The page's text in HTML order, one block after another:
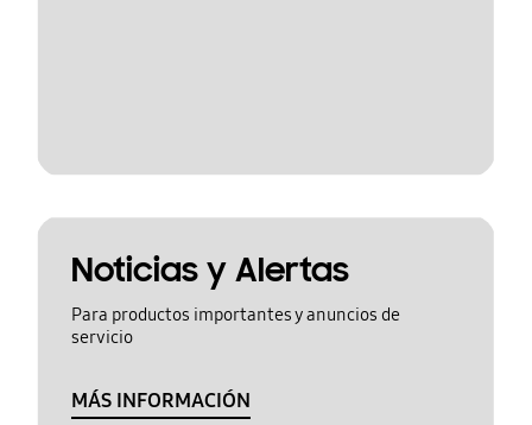
Noticias y Alertas
Para productos importantes y anuncios de
servicio
MÁS INFORMACIÓN